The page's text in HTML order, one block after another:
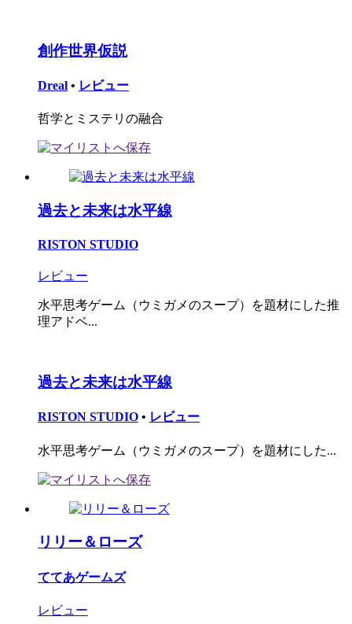
創作世界仮説
Dreal • レビュー
哲学とミステリの融合
過去と未来は水平線
RISTON STUDIO
レビュー
水平思考ゲーム（ウミガメのスープ）を題材にした推
理アドベ...
過去と未来は水平線
RISTON STUDIO • レビュー
水平思考ゲーム（ウミガメのスープ）を題材にした...
リリー＆ローズ
ててあゲームズ
レビュー